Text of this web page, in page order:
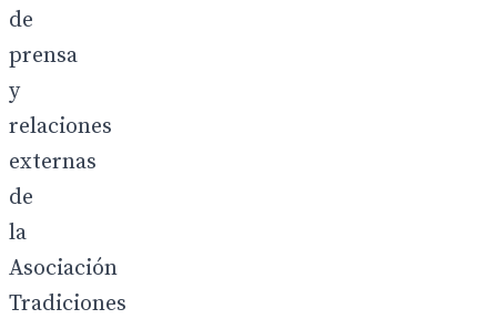
de
prensa
y
relaciones
externas
de
la
Asociación
Tradiciones